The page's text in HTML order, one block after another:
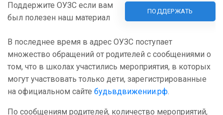
Поддержите ОУЗС если вам
был полезен наш материал
ПОДДЕРЖАТЬ
В последнее время в адрес ОУЗС поступает
множество обращений от родителей с сообщениями о
том, что в школах участились мероприятия, в которых
могут участвовать только дети, зарегистрированные
на официальном сайте будьвдвижении.рф.
По сообщениям родителей, количество мероприятий,